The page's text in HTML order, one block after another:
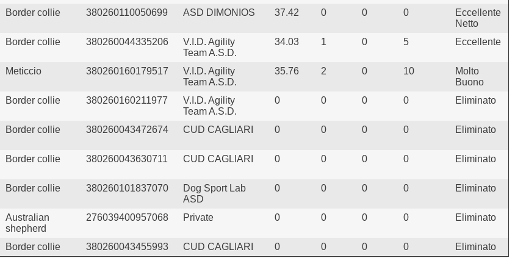
Border collie 380260110050699 ASD DIMONIOS 37.42 0 0 0
Eccellente
Netto
Border collie 380260044335206
V.I.D. Agility
Team A.S.D.
34.03 1 0 5 Eccellente
Meticcio 380260160179517
V.I.D. Agility
Team A.S.D.
35.76 2 0 10
Molto
Buono
Border collie 380260160211977
V.I.D. Agility
Team A.S.D.
0 0 0 0 Eliminato
Border collie 380260043472674 CUD CAGLIARI 0 0 0 0 Eliminato
Border collie 380260043630711 CUD CAGLIARI 0 0 0 0 Eliminato
Border collie 380260101837070
Dog Sport Lab
ASD
0 0 0 0 Eliminato
Australian
shepherd
276039400957068 Private 0 0 0 0 Eliminato
Border collie 380260043455993 CUD CAGLIARI 0 0 0 0 Eliminato